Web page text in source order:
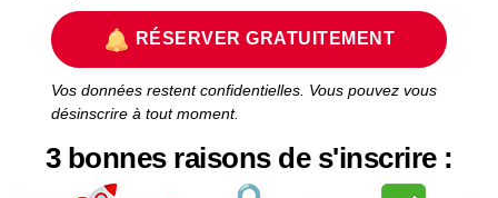
RÉSERVER GRATUITEMENT
Vos données restent confidentielles. Vous pouvez vous
désinscrire à tout moment.
3 bonnes raisons de s'inscrire :